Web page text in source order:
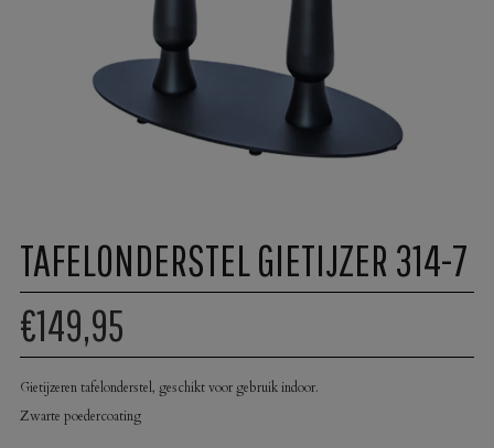
TAFELONDERSTEL GIETIJZER 314-7
€149,95
Gietijzeren tafelonderstel, geschikt voor gebruik indoor.
Zwarte poedercoating